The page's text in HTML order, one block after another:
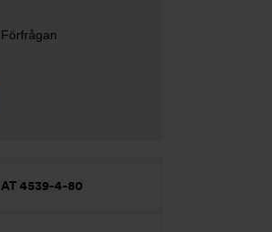
Förfrågan
AT 4539-4-80